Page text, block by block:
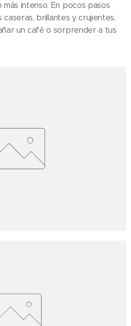
intenso. En pocos pasos
brillantes y crujientes,
un café o sorprender a tus